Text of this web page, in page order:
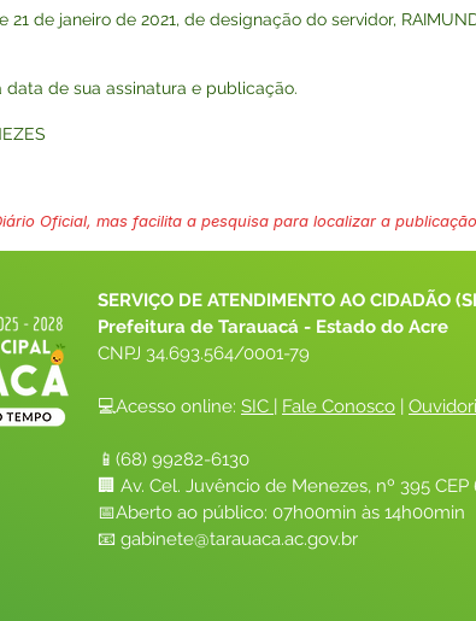
21 de janeiro de 2021, de designação do servidor,
data de sua assinatura e publicação.
Oficial, mas facilita a pesquisa para localizar a
SERVIÇO DE ATENDIMENTO AO CIDADÃO
Prefeitura de Tarauacá - Estado do Acre
CNPJ 34.693.564/0001-79
💻Acesso online: SIC | Fale Conosco |
📱(68) 99282-6130
🏢 Av. Cel. Juvêncio de Menezes, nº 395
📅Aberto ao público: 07h00min às 14h00min
📧 gabinete@tarauaca.ac.gov.br